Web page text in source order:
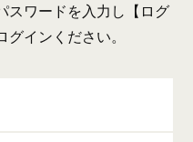
スワードを入力し【ログ
インください。